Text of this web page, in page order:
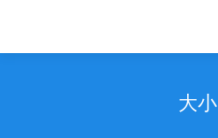
大小